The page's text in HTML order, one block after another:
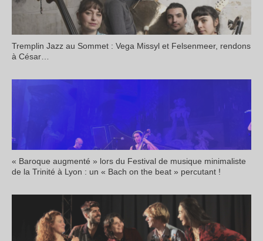
Tremplin Jazz au Sommet : Vega Missyl et Felsenmeer, rendons
à César…
« Baroque augmenté » lors du Festival de musique minimaliste
de la Trinité à Lyon : un « Bach on the beat » percutant !